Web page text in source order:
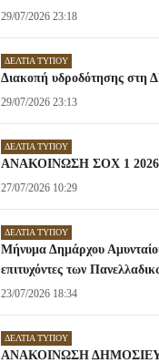
29/07/2026 23:18
ΔΕΛΤΊΑ ΤΎΠΟΥ
Διακοπή υδροδότησης στη
29/07/2026 23:13
ΔΕΛΤΊΑ ΤΎΠΟΥ
ΑΝΑΚΟΙΝΩΣΗ ΣΟΧ 1 2026
27/07/2026 10:29
ΔΕΛΤΊΑ ΤΎΠΟΥ
Μήνυμα Δημάρχου
επιτυχόντες των
23/07/2026 18:34
ΔΕΛΤΊΑ ΤΎΠΟΥ
ΑΝΑΚΟΙΝΩΣΗ